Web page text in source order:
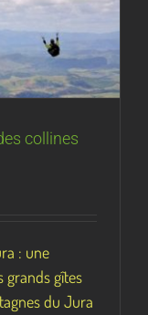
collines
: une
grands gîtes
du Jura